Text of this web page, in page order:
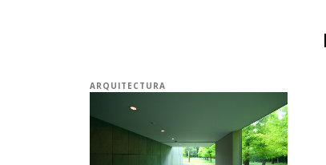
ARQUITECTURA